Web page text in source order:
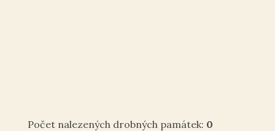
Počet nalezených drobných památek: 0